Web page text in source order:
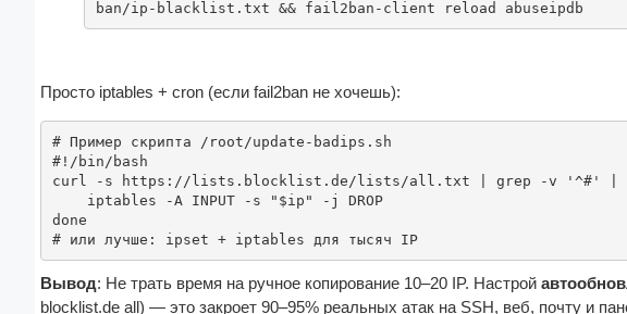
ban/ip-blacklist.txt && fail2ban-client reload abuseipdb
Просто iptables + cron (если fail2ban не хочешь):
# Пример скрипта /root/update-badips.sh
#!/bin/bash
curl -s https://lists.blocklist.de/lists/all.txt | grep -v '^#' |
done
# или лучше: ipset + iptables для тысяч IP
Вывод: Не трать время на ручное копирование 10–20 IP. Настрой
blocklist.de all) — это закроет 90–95% реальных атак на SSH, веб, почту и